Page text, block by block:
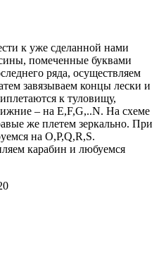
к уже сделанной нами
помеченные буквами
ряда, осуществляем
завязываем концы лески и
к туловищу,
– на E,F,G,..N. На схеме
же плетем зеркально. При
на O,P,Q,R,S.
карабин и любуемся